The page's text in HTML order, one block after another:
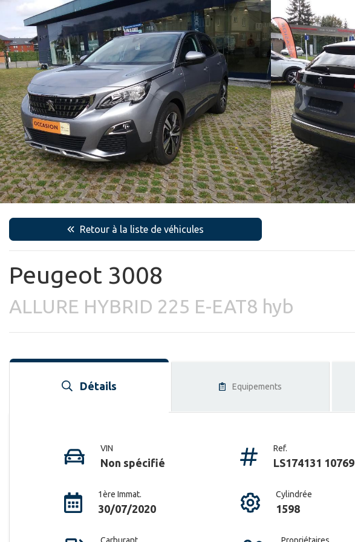
Retour à la liste de véhicules
Peugeot 3008
ALLURE HYBRID 225 E-EAT8 hyb
Détails Equipements
VIN
Non spécifié
Ref.
LS174131 10769
1ère Immat.
30/07/2020
Cylindrée
1598